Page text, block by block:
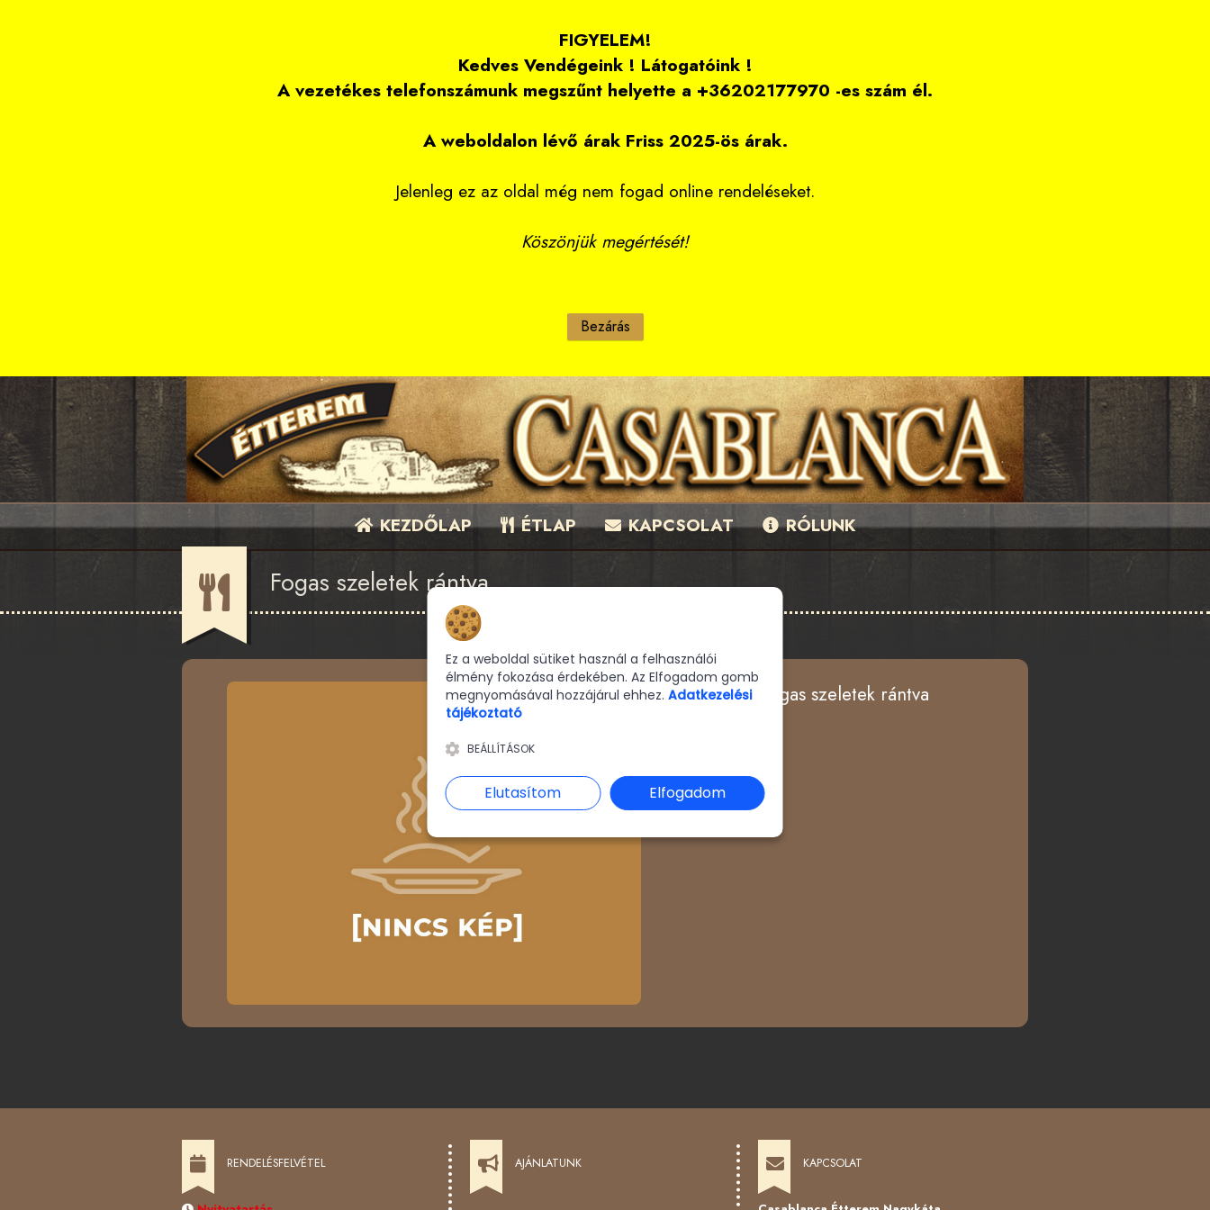
FIGYELEM!
Kedves Vendégeink ! Látogatóink !
A vezetékes telefonszámunk megszűnt helyette a +36202177970 -es szám él.
A weboldalon lévő árak Friss 2025-ös árak.
Jelenleg ez az oldal még nem fogad online rendeléseket.
Köszönjük megértését!
KEZDŐLAP ÉTLAP KAPCSOLAT RÓLUNK
Fogas szeletek rántva
1 A la Carte Fogas szeletek rántva
RENDELÉSFELVÉTEL AJÁNLATUNK KAPCSOLAT
Ez a weboldal sütiket használ a felhasználói
élmény fokozása érdekében. Az Elfogadom gomb
megnyomásával hozzájárul ehhez. Adatkezelési
tájékoztató
BEÁLLÍTÁSOK
Elutasítom Elfogadom